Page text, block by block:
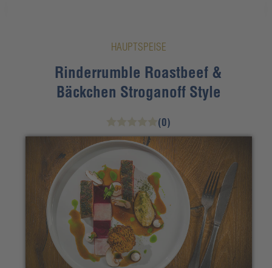
HAUPTSPEISE
Rinderrumble Roastbeef &
Bäckchen Stroganoff Style
(0)